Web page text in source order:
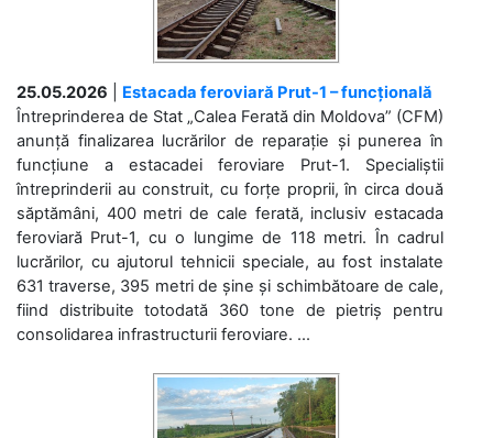
25.05.2026
Estacada feroviară Prut-1 – funcțională
Întreprinderea de Stat „Calea Ferată din Moldova” (CFM)
anunță finalizarea lucrărilor de reparație și punerea în
funcțiune a estacadei feroviare Prut-1. Specialiștii
întreprinderii au construit, cu forțe proprii, în circa două
săptămâni, 400 metri de cale ferată, inclusiv estacada
feroviară Prut-1, cu o lungime de 118 metri. În cadrul
lucrărilor, cu ajutorul tehnicii speciale, au fost instalate
631 traverse, 395 metri de șine și schimbătoare de cale,
fiind distribuite totodată 360 tone de pietriș pentru
consolidarea infrastructurii feroviare. ...